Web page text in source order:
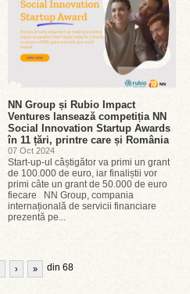
NN Group și Rubio Impact
Ventures lansează competiția NN
Social Innovation Startup Awards
în 11 țări, printre care și România
07 Oct 2024
Start-up-ul câștigător va primi un grant
de 100.000 de euro, iar finaliștii vor
primi câte un grant de 50.000 de euro
fiecare NN Group, compania
internațională de servicii financiare
prezentă pe...
din 68
› »